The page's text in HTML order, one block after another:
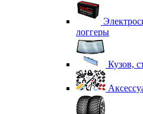
логгеры
Кузов,